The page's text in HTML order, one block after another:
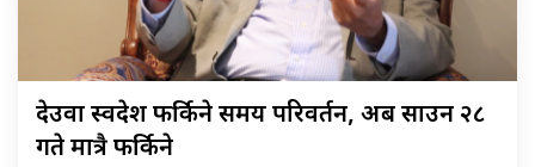
देउवा स्वदेश फर्किने समय परिवर्तन, अब साउन २८
गते मात्रै फर्किने